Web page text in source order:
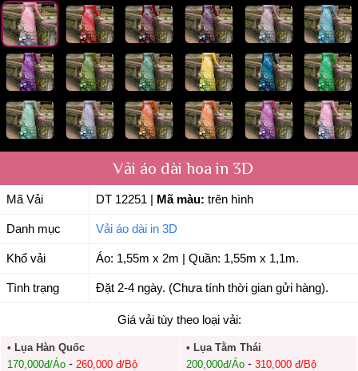
Vải áo dài hoa in 3D
Mã Vải DT 12251 Mã màu: trên hình
Danh mục Vải áo dài in 3D
Khổ vải Áo: 1,55m x 2m | Quần: 1,55m x 1,1m.
Tình trạng Đặt 2-4 ngày. (Chưa tính thời gian gửi hàng).
Giá vải tùy theo loại vải:
• Lụa Hàn Quốc
170,000đ/Áo - 260,000 đ/Bộ
• Lụa Tằm Thái
200,000đ/Áo- 310,000 đ/Bộ